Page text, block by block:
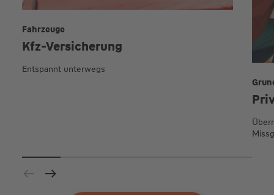
Kfz-Versicherung
Fahrzeuge
Entspannt unterwegs